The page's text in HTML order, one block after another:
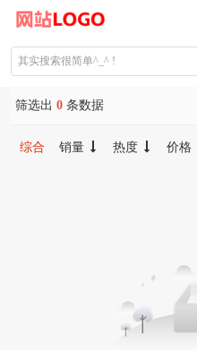
筛选出 0 条数据
综合 销量 热度 价格